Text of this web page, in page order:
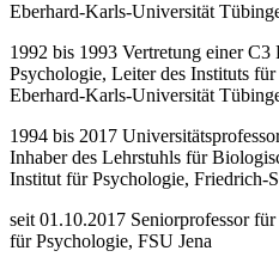
Eberhard-Karls-Universität
1992 bis 1993 Vertretung einer
Psychologie, Leiter des Instituts
Eberhard-Karls-Universität
1994 bis 2017
Inhaber des Lehrstuhls für
Institut für Psychologie, Friedrich-
seit 01.10.2017 Seniorprofessor
für Psychologie, FSU Jena